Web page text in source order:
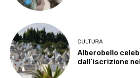
CULTURA
Alberobello
dall’iscrizione